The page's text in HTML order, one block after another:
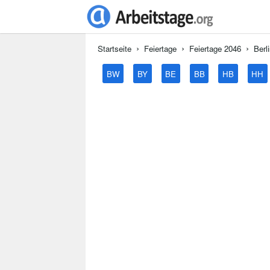
Startseite Feiertage Feiertage 2046
BW BY BE BB HB HH